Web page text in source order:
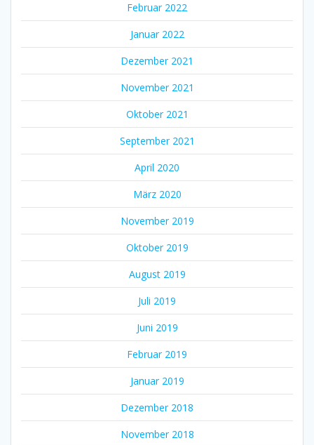
Februar 2022
Januar 2022
Dezember 2021
November 2021
Oktober 2021
September 2021
April 2020
März 2020
November 2019
Oktober 2019
August 2019
Juli 2019
Juni 2019
Februar 2019
Januar 2019
Dezember 2018
November 2018